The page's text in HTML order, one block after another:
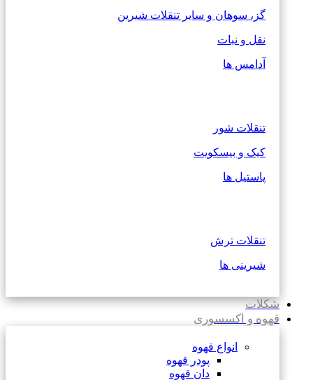
گز، سوهان و سایر تنقلات شیرین
نقل و نبات
آدامس ها
تنقلات شور
کیک و بیسکویت
پاستیل ها
تنقلات ترش
شیرینی ها
شکلات
قهوه و اکسسوری
انواع قهوه
پودر قهوه
دان قهوه